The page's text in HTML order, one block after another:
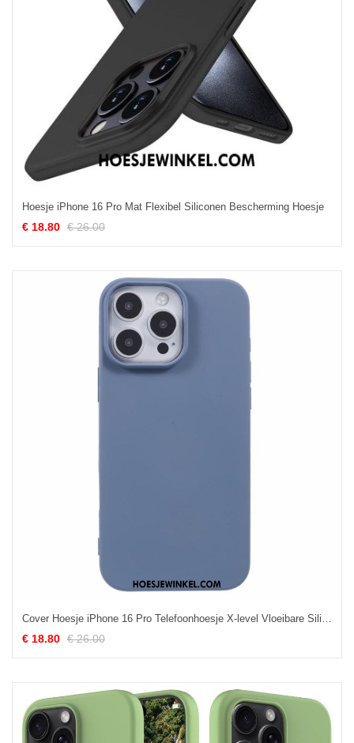
Hoesje iPhone 16 Pro Mat Flexibel Siliconen Bescherming Hoesje
€ 18.80 € 26.00
Cover Hoesje iPhone 16 Pro Telefoonhoesje X-level Vloeibare Siliconen
€ 18.80 € 26.00